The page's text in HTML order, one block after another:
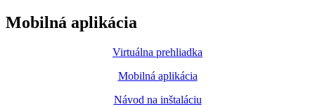
Mobilná aplikácia
Virtuálna prehliadka
Mobilná aplikácia
Návod na inštaláciu